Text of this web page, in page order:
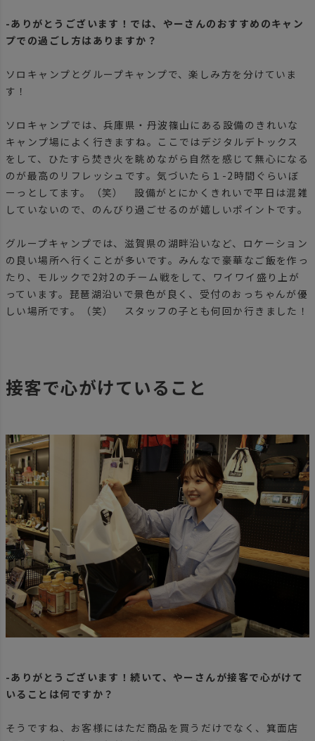
-ありがとうございます！では、やーさんのおすすめのキャン
プでの過ごし方はありますか？
ソロキャンプとグループキャンプで、楽しみ方を分けていま
す！
ソロキャンプでは、兵庫県・丹波篠山にある設備のきれいな
キャンプ場によく行きますね。ここではデジタルデトックス
をして、ひたすら焚き火を眺めながら自然を感じて無心になる
のが最高のリフレッシュです。気づいたら１-2時間ぐらいぼ
ーっとしてます。（笑） 設備がとにかくきれいで平日は混雑
していないので、のんびり過ごせるのが嬉しいポイントです。
グループキャンプでは、滋賀県の湖畔沿いなど、ロケーション
の良い場所へ行くことが多いです。みんなで豪華なご飯を作っ
たり、モルックで2対2のチーム戦をして、ワイワイ盛り上が
っています。琵琶湖沿いで景色が良く、受付のおっちゃんが優
しい場所です。（笑） スタッフの子とも何回か行きました！
接客で心がけていること
-ありがとうございます！続いて、やーさんが接客で心がけて
いることは何ですか？
そうですね、お客様にはただ商品を買うだけでなく、箕面店